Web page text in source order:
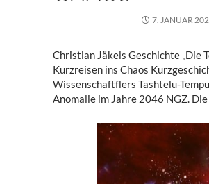
7. JANUAR
Christian Jäkels Geschichte „Die
Kurzreisen ins Chaos
Wissenschaftflers Tashtelu-
Anomalie im Jahre 2046 NGZ.